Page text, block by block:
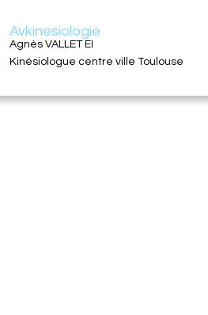
Avkinesiologie
Agnès VALLET EI
Kinésiologue centre ville Toulouse